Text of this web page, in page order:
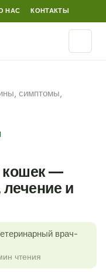
НАС КОНТАКТЫ
симптомы,
кошек —
и
врач-
чтения